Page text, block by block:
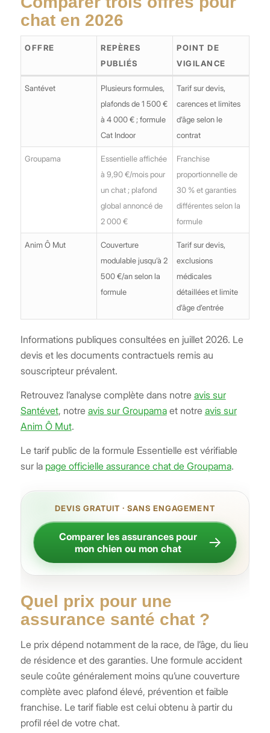
chat en 2026
OFFRE
REPÈRES
PUBLIÉS
POINT DE
VIGILANCE
Santévet
Plusieurs formules,
plafonds de 1 500 €
à 4 000 € ; formule
Cat Indoor
Tarif sur devis,
carences et limites
d’âge selon le
contrat
Groupama
Essentielle affichée
à 9,90 €/mois pour
un chat ; plafond
global annoncé de
2 000 €
Franchise
proportionnelle de
30 % et garanties
différentes selon la
formule
Anim Ô Mut
Couverture
modulable jusqu’à 2
500 €/an selon la
formule
Tarif sur devis,
exclusions
médicales
détaillées et limite
d’âge d’entrée
Informations publiques consultées en juillet 2026. Le
devis et les documents contractuels remis au
souscripteur prévalent.
Retrouvez l’analyse complète dans notre avis sur
Santévet, notre avis sur Groupamaet notre avis sur
Anim Ô Mut.
Le tarif public de la formule Essentielle est vérifiable
sur la page officielle assurance chat de Groupama.
DEVIS GRATUIT · SANS ENGAGEMENT
Comparer les assurances pour
mon chien ou mon chat
→
Quel prix pour une
assurance santé chat ?
Le prix dépend notamment de la race, de l’âge, du lieu
de résidence et des garanties. Une formule accident
seule coûte généralement moins qu’une couverture
complète avec plafond élevé, prévention et faible
franchise. Le tarif fiable est celui obtenu à partir du
profil réel de votre chat.